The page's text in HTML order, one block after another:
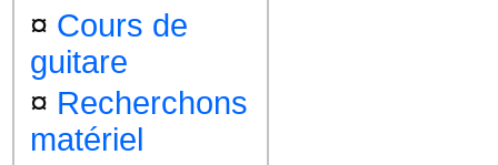
¤ Cours de
guitare
¤ Recherchons
matériel